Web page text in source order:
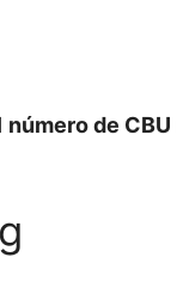
número de CBU